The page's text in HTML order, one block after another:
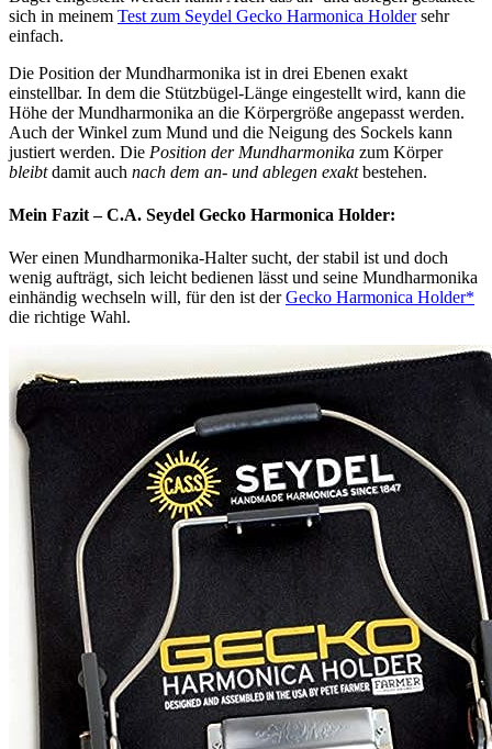
sich in meinem Test zum Seydel Gecko Harmonica Holdersehr
einfach.
Die Position der Mundharmonika ist in drei Ebenen exakt
einstellbar. In dem die Stützbügel-Länge eingestellt wird, kann die
Höhe der Mundharmonika an die Körpergröße angepasst werden.
Auch der Winkel zum Mund und die Neigung des Sockels kann
justiert werden. Die Position der Mundharmonika zum Körper
bleibtdamit auch nach dem an- und ablegen exaktbestehen.
Mein Fazit – C.A. Seydel Gecko Harmonica Holder:
Wer einen Mundharmonika-Halter sucht, der stabil ist und doch
wenig aufträgt, sich leicht bedienen lässt und seine Mundharmonika
einhändig wechseln will, für den ist derGecko Harmonica Holder*
die richtige Wahl.